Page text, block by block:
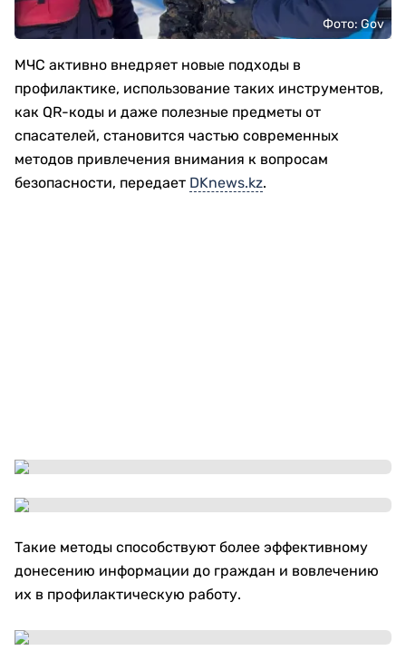
Фото: Gov
МЧС активно внедряет новые подходы в
профилактике, использование таких инструментов,
как QR-коды и даже полезные предметы от
спасателей, становится частью современных
методов привлечения внимания к вопросам
безопасности, передает DKnews.kz.
Такие методы способствуют более эффективному
донесению информации до граждан и вовлечению
их в профилактическую работу.